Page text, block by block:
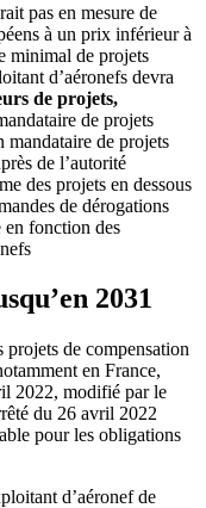
pas en mesure de
à un prix inférieur à
minimal de projets
d’aéronefs devra
de projets,
de projets
de projets
de l’autorité
des projets en dessous
de dérogations
en fonction des
2031
de compensation
en France,
2022, modifié par le
du 26 avril 2022
pour les obligations
d’aéronef de